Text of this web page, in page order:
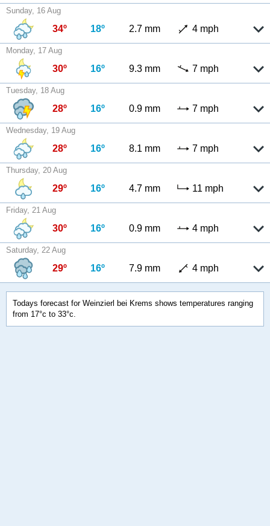
Sunday, 16 Aug
34º 18º 2.7 mm 4 mph
Monday, 17 Aug
30º 16º 9.3 mm 7 mph
Tuesday, 18 Aug
28º 16º 0.9 mm 7 mph
Wednesday, 19 Aug
28º 16º 8.1 mm 7 mph
Thursday, 20 Aug
29º 16º 4.7 mm 11 mph
Friday, 21 Aug
30º 16º 0.9 mm 4 mph
Saturday, 22 Aug
29º 16º 7.9 mm 4 mph
Todays forecast for Weinzierl bei Krems shows temperatures ranging
from 17°c to 33°c.